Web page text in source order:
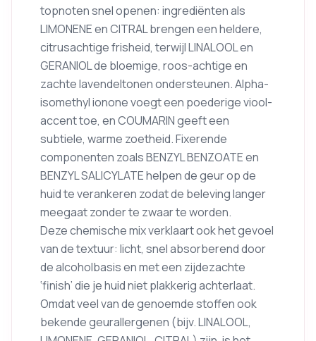
topnoten snel openen: ingrediënten als
LIMONENE en CITRAL brengen een heldere,
citrusachtige frisheid, terwijl LINALOOL en
GERANIOL de bloemige, roos-achtige en
zachte lavendeltonen ondersteunen. Alpha-
isomethyl ionone voegt een poederige viool-
accent toe, en COUMARIN geeft een
subtiele, warme zoetheid. Fixerende
componenten zoals BENZYL BENZOATE en
BENZYL SALICYLATE helpen de geur op de
huid te verankeren zodat de beleving langer
meegaat zonder te zwaar te worden.
Deze chemische mix verklaart ook het gevoel
van de textuur: licht, snel absorberend door
de alcoholbasis en met een zijdezachte
‘finish’ die je huid niet plakkerig achterlaat.
Omdat veel van de genoemde stoffen ook
bekende geurallergenen (bijv. LINALOOL,